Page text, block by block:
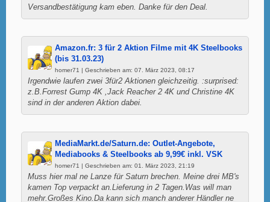
Versandbestätigung kam eben. Danke für den Deal.
Amazon.fr: 3 für 2 Aktion Filme mit 4K Steelbooks
(bis 31.03.23)
homer71 | Geschrieben am: 07. März 2023, 08:17
Irgendwie laufen zwei 3für2 Aktionen gleichzeitig. :surprised:
z.B.Forrest Gump 4K ,Jack Reacher 2 4K und Christine 4K
sind in der anderen Aktion dabei.
MediaMarkt.de/Saturn.de: Outlet-Angebote,
Mediabooks & Steelbooks ab 9,99€ inkl. VSK
homer71 | Geschrieben am: 01. März 2023, 21:19
Muss hier mal ne Lanze für Saturn brechen. Meine drei MB's
kamen Top verpackt an.Lieferung in 2 Tagen.Was will man
mehr.Großes Kino.Da kann sich manch anderer Händler ne